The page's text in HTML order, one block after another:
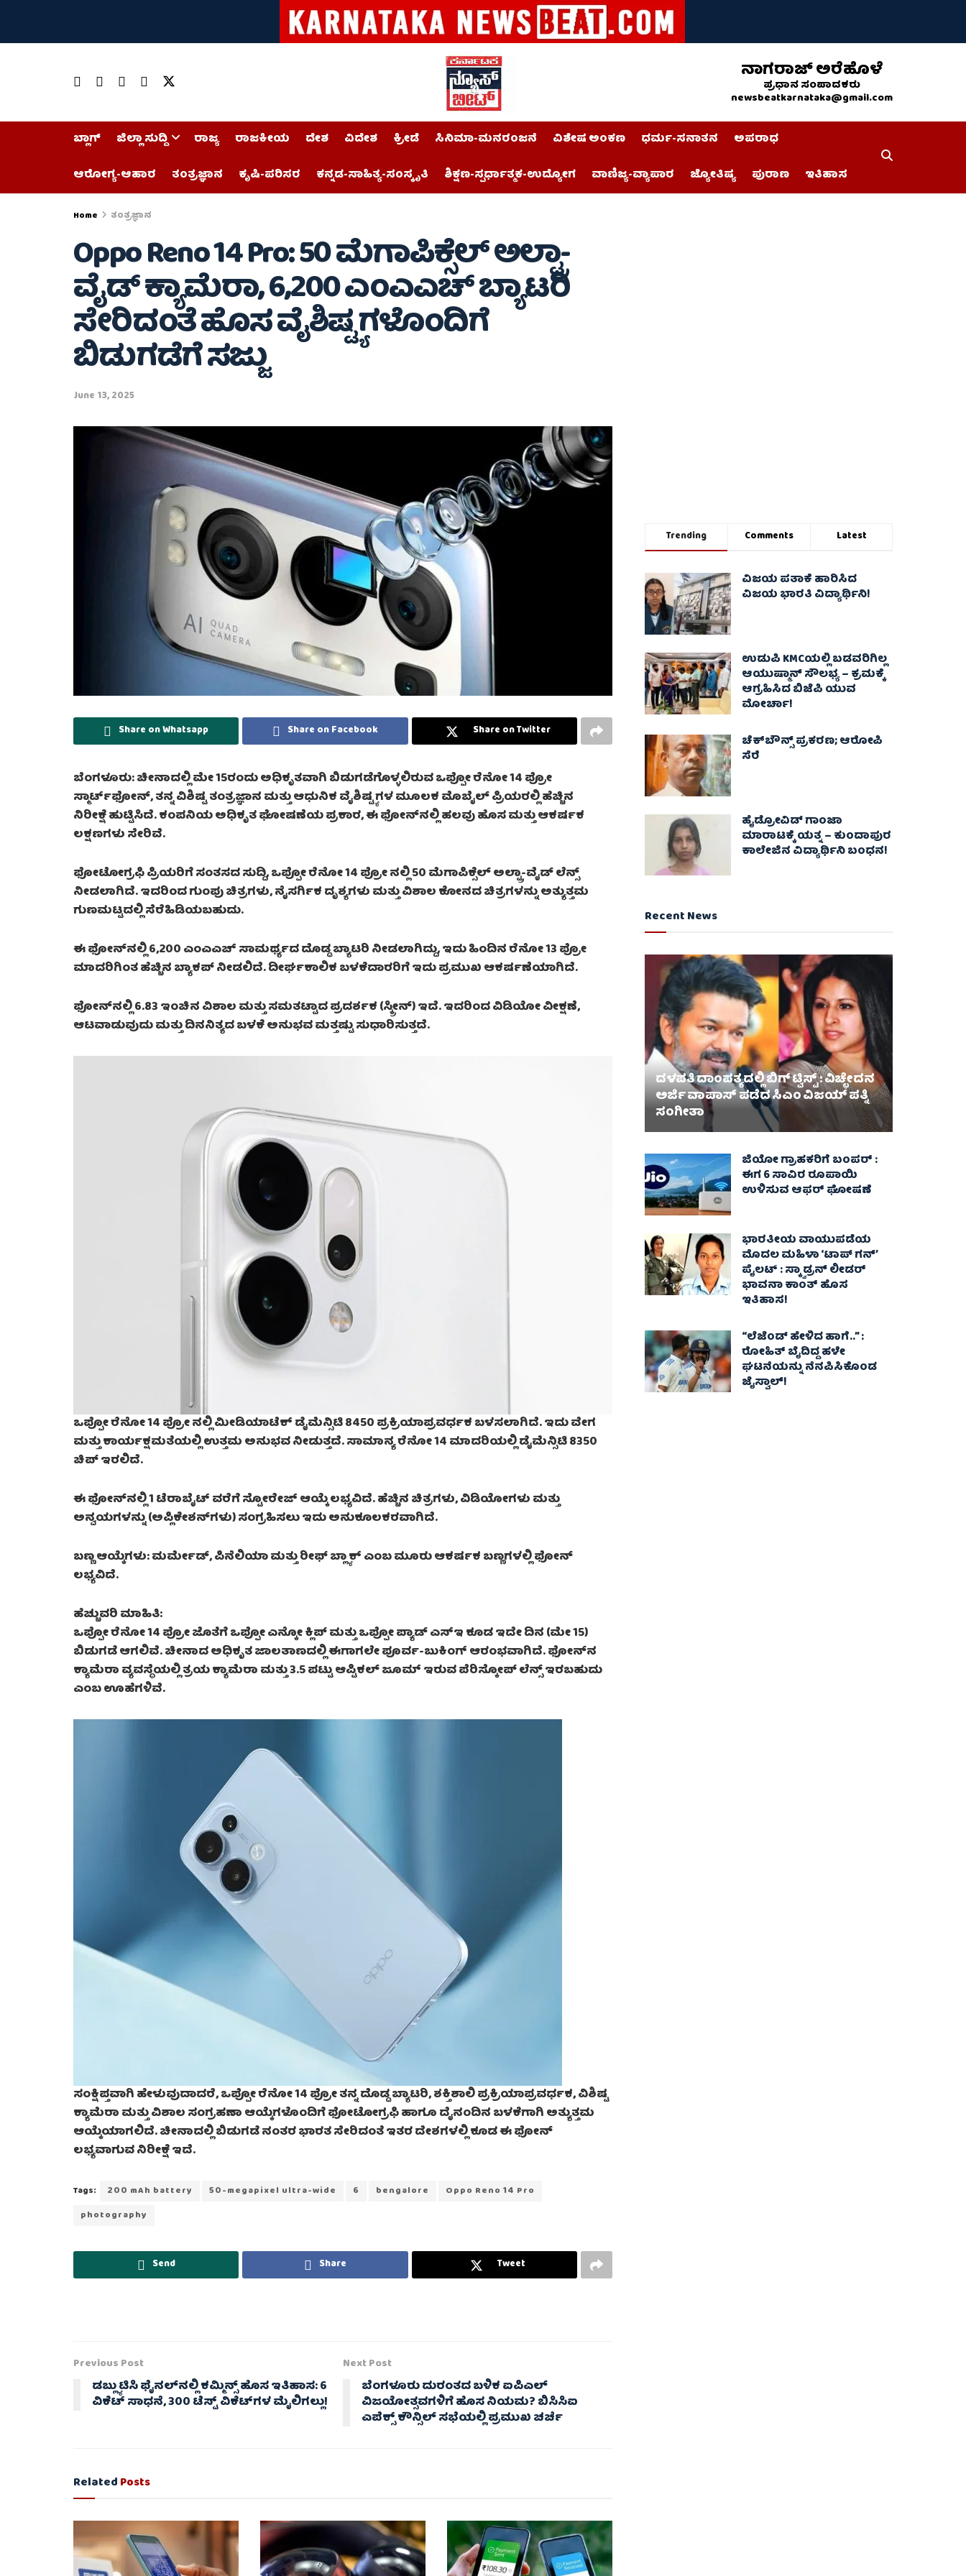
ನಾಗರಾಜ್ ಅರೆಹೊಳೆ
ಪ್ರಧಾನ ಸಂಪಾದಕರು
newsbeatkarnataka@gmail.com
ಬ್ಲಾಗ್ ಜಿಲ್ಲಾ ಸುದ್ದಿ ರಾಜ್ಯ ರಾಜಕೀಯ ದೇಶ ವಿದೇಶ ಕ್ರೀಡೆ ಸಿನಿಮಾ-ಮನರಂಜನೆ ವಿಶೇಷ ಅಂಕಣ ಧರ್ಮ-ಸನಾತನ
ಅಪರಾಧ
ಆರೋಗ್ಯ-ಆಹಾರ
ತಂತ್ರಜ್ಞಾನ ಕೃಷಿ-ಪರಿಸರ ಕನ್ನಡ-ಸಾಹಿತ್ಯ-ಸಂಸ್ಕೃತಿ ಶಿಕ್ಷಣ-ಸ್ಪರ್ಧಾತ್ಮಕ-ಉದ್ಯೋಗ ವಾಣಿಜ್ಯ-ವ್ಯಾಪಾರ ಜ್ಯೋತಿಷ್ಯ ಪುರಾಣ ಇತಿಹಾಸ
Home ತಂತ್ರಜ್ಞಾನ
Oppo Reno 14 Pro: 50 ಮೆಗಾಪಿಕ್ಸೆಲ್ ಅಲ್ಟ್ರಾ-
ವೈಡ್ ಕ್ಯಾಮೆರಾ, 6,200 ಎಂಎಎಚ್ ಬ್ಯಾಟರಿ
ಸೇರಿದಂತೆ ಹೊಸ ವೈಶಿಷ್ಟ್ಯಗಳೊಂದಿಗೆ
ಬಿಡುಗಡೆಗೆ ಸಜ್ಜು
June 13, 2025
Share on Whatsapp Share on Facebook Share on Twitter
ಬೆಂಗಳೂರು: ಚೀನಾದಲ್ಲಿ ಮೇ 15ರಂದು ಅಧಿಕೃತವಾಗಿ ಬಿಡುಗಡೆಗೊಳ್ಳಲಿರುವ ಒಪ್ಪೋ ರೆನೋ 14 ಪ್ರೋ
ಸ್ಮಾರ್ಟ್‌ಫೋನ್, ತನ್ನ ವಿಶಿಷ್ಟ ತಂತ್ರಜ್ಞಾನ ಮತ್ತು ಆಧುನಿಕ ವೈಶಿಷ್ಟ್ಯಗಳ ಮೂಲಕ ಮೊಬೈಲ್ ಪ್ರಿಯರಲ್ಲಿ ಹೆಚ್ಚಿನ
ನಿರೀಕ್ಷೆ ಹುಟ್ಟಿಸಿದೆ. ಕಂಪನಿಯ ಅಧಿಕೃತ ಘೋಷಣೆಯ ಪ್ರಕಾರ, ಈ ಫೋನ್‌ನಲ್ಲಿ ಹಲವು ಹೊಸ ಮತ್ತು ಆಕರ್ಷಕ
ಲಕ್ಷಣಗಳು ಸೇರಿವೆ.
ಫೋಟೋಗ್ರಫಿ ಪ್ರಿಯರಿಗೆ ಸಂತಸದ ಸುದ್ದಿ, ಒಪ್ಪೋ ರೆನೋ 14 ಪ್ರೋ ನಲ್ಲಿ 50 ಮೆಗಾಪಿಕ್ಸೆಲ್ ಅಲ್ಟ್ರಾ-ವೈಡ್ ಲೆನ್ಸ್
ನೀಡಲಾಗಿದೆ. ಇದರಿಂದ ಗುಂಪು ಚಿತ್ರಗಳು, ನೈಸರ್ಗಿಕ ದೃಶ್ಯಗಳು ಮತ್ತು ವಿಶಾಲ ಕೋನದ ಚಿತ್ರಗಳನ್ನು ಅತ್ಯುತ್ತಮ
ಗುಣಮಟ್ಟದಲ್ಲಿ ಸೆರೆಹಿಡಿಯಬಹುದು.
ಈ ಫೋನ್‌ನಲ್ಲಿ 6,200 ಎಂಎಎಚ್ ಸಾಮರ್ಥ್ಯದ ದೊಡ್ಡ ಬ್ಯಾಟರಿ ನೀಡಲಾಗಿದ್ದು, ಇದು ಹಿಂದಿನ ರೆನೋ 13 ಪ್ರೋ
ಮಾದರಿಗಿಂತ ಹೆಚ್ಚಿನ ಬ್ಯಾಕಪ್ ನೀಡಲಿದೆ. ದೀರ್ಘಕಾಲಿಕ ಬಳಕೆದಾರರಿಗೆ ಇದು ಪ್ರಮುಖ ಆಕರ್ಷಣೆಯಾಗಿದೆ.
ಫೋನ್‌ನಲ್ಲಿ 6.83 ಇಂಚಿನ ವಿಶಾಲ ಮತ್ತು ಸಮತಟ್ಟಾದ ಪ್ರದರ್ಶಕ (ಸ್ಕ್ರೀನ್) ಇದೆ. ಇದರಿಂದ ವಿಡಿಯೋ ವೀಕ್ಷಣೆ,
ಆಟವಾಡುವುದು ಮತ್ತು ದಿನನಿತ್ಯದ ಬಳಕೆ ಅನುಭವ ಮತ್ತಷ್ಟು ಸುಧಾರಿಸುತ್ತದೆ.
ಒಪ್ಪೋ ರೆನೋ 14 ಪ್ರೋ ನಲ್ಲಿ ಮೀಡಿಯಾಟೆಕ್ ಡೈಮೆನ್ಸಿಟಿ 8450 ಪ್ರಕ್ರಿಯಾಪ್ರವರ್ಧಕ ಬಳಸಲಾಗಿದೆ. ಇದು ವೇಗ
ಮತ್ತು ಕಾರ್ಯಕ್ಷಮತೆಯಲ್ಲಿ ಉತ್ತಮ ಅನುಭವ ನೀಡುತ್ತದೆ. ಸಾಮಾನ್ಯ ರೆನೋ 14 ಮಾದರಿಯಲ್ಲಿ ಡೈಮೆನ್ಸಿಟಿ 8350
ಚಿಪ್ ಇರಲಿದೆ.
ಈ ಫೋನ್‌ನಲ್ಲಿ 1 ಟೆರಾಬೈಟ್ ವರೆಗೆ ಸ್ಟೋರೇಜ್​ ಆಯ್ಕೆ ಲಭ್ಯವಿದೆ. ಹೆಚ್ಚಿನ ಚಿತ್ರಗಳು, ವಿಡಿಯೋಗಳು ಮತ್ತು
ಅನ್ವಯಗಳನ್ನು (ಅಪ್ಲಿಕೇಶನ್‌ಗಳು) ಸಂಗ್ರಹಿಸಲು ಇದು ಅನುಕೂಲಕರವಾಗಿದೆ.
ಬಣ್ಣ ಆಯ್ಕೆಗಳು: ಮರ್ಮೇಡ್, ಪಿನೆಲಿಯಾ ಮತ್ತು ರೀಫ್ ಬ್ಲ್ಯಾಕ್ ಎಂಬ ಮೂರು ಆಕರ್ಷಕ ಬಣ್ಣಗಳಲ್ಲಿ ಫೋನ್
ಲಭ್ಯವಿದೆ.
ಹೆಚ್ಚುವರಿ ಮಾಹಿತಿ:
ಒಪ್ಪೋ ರೆನೋ 14 ಪ್ರೋ ಜೊತೆಗೆ ಒಪ್ಪೋ ಎನ್ಕೋ ಕ್ಲಿಪ್ ಮತ್ತು ಒಪ್ಪೋ ಪ್ಯಾಡ್ ಎಸ್‌ಇ ಕೂಡ ಇದೇ ದಿನ (ಮೇ 15)
ಬಿಡುಗಡೆ ಆಗಲಿವೆ. ಚೀನಾದ ಅಧಿಕೃತ ಜಾಲತಾಣದಲ್ಲಿ ಈಗಾಗಲೇ ಪೂರ್ವ-ಬುಕಿಂಗ್ ಆರಂಭವಾಗಿದೆ. ಫೋನ್‌ನ
ಕ್ಯಾಮೆರಾ ವ್ಯವಸ್ಥೆಯಲ್ಲಿ ತ್ರಯ ಕ್ಯಾಮೆರಾ ಮತ್ತು 3.5 ಪಟ್ಟು ಆಪ್ಟಿಕಲ್ ಜೂಮ್ ಇರುವ ಪೆರಿಸ್ಕೋಪ್ ಲೆನ್ಸ್ ಇರಬಹುದು
ಎಂಬ ಊಹೆಗಳಿವೆ.
ಸಂಕ್ಷಿಪ್ತವಾಗಿ ಹೇಳುವುದಾದರೆ, ಒಪ್ಪೋ ರೆನೋ 14 ಪ್ರೋ ತನ್ನ ದೊಡ್ಡ ಬ್ಯಾಟರಿ, ಶಕ್ತಿಶಾಲಿ ಪ್ರಕ್ರಿಯಾಪ್ರವರ್ಧಕ, ವಿಶಿಷ್ಟ
ಕ್ಯಾಮೆರಾ ಮತ್ತು ವಿಶಾಲ ಸಂಗ್ರಹಣಾ ಆಯ್ಕೆಗಳೊಂದಿಗೆ ಫೋಟೋಗ್ರಫಿ ಹಾಗೂ ದೈನಂದಿನ ಬಳಕೆಗಾಗಿ ಅತ್ಯುತ್ತಮ
ಆಯ್ಕೆಯಾಗಲಿದೆ. ಚೀನಾದಲ್ಲಿ ಬಿಡುಗಡೆ ನಂತರ ಭಾರತ ಸೇರಿದಂತೆ ಇತರ ದೇಶಗಳಲ್ಲಿ ಕೂಡ ಈ ಫೋನ್
ಲಭ್ಯವಾಗುವ ನಿರೀಕ್ಷೆ ಇದೆ.
Tags: 200 mAh battery 50-megapixel ultra-wide 6 bengalore
Oppo Reno 14 Pro
photography
Send Share Tweet
Previous Post
ಡಬ್ಲ್ಯುಟಿಸಿ ಫೈನಲ್‌ನಲ್ಲಿ ಕಮ್ಮಿನ್ಸ್ ಹೊಸ ಇತಿಹಾಸ: 6
ವಿಕೆಟ್ ಸಾಧನೆ, 300 ಟೆಸ್ಟ್ ವಿಕೆಟ್‌ಗಳ ಮೈಲಿಗಲ್ಲು!
Next Post
ಬೆಂಗಳೂರು ದುರಂತದ ಬಳಿಕ ಐಪಿಎಲ್
ವಿಜಯೋತ್ಸವಗಳಿಗೆ ಹೊಸ ನಿಯಮ? ಬಿಸಿಸಿಐ
ಎಪೆಕ್ಸ್ ಕೌನ್ಸಿಲ್ ಸಭೆಯಲ್ಲಿ ಪ್ರಮುಖ ಚರ್ಚೆ
RelatedPosts
Trending Comments Latest
ವಿಜಯ ಪತಾಕೆ ಹಾರಿಸಿದ
ವಿಜಯ ಭಾರತಿ ವಿದ್ಯಾರ್ಥಿನಿ!
ಉಡುಪಿ KMCಯಲ್ಲಿ ಬಡವರಿಗಿಲ್ಲ
ಆಯುಷ್ಮಾನ್ ಸೌಲಭ್ಯ – ಕ್ರಮಕ್ಕೆ
ಆಗ್ರಹಿಸಿದ ಬಿಜೆಪಿ ಯುವ
ಮೋರ್ಚಾ!
ಚೆಕ್​ಬೌನ್ಸ್​ ಪ್ರಕರಣ; ಆರೋಪಿ
ಸೆರೆ
ಹೈಡ್ರೋವಿಡ್ ಗಾಂಜಾ
ಮಾರಾಟಕ್ಕೆ ಯತ್ನ – ಕುಂದಾಪುರ
ಕಾಲೇಜಿನ ವಿದ್ಯಾರ್ಥಿನಿ ಬಂಧನ!
Recent News
ದಳಪತಿ ದಾಂಪತ್ಯದಲ್ಲಿ ಬಿಗ್ ಟ್ವಿಸ್ಟ್ : ವಿಚ್ಛೇದನ
ಅರ್ಜಿ ವಾಪಾಸ್‌ ಪಡೆದ ಸಿಎಂ ವಿಜಯ್ ಪತ್ನಿ
ಸಂಗೀತಾ‌
ಜಿಯೋ ಗ್ರಾಹಕರಿಗೆ ಬಂಪರ್ :
ಈಗ 6 ಸಾವಿರ ರೂಪಾಯಿ
ಉಳಿಸುವ ಆಫರ್ ಘೋಷಣೆ
ಭಾರತೀಯ ವಾಯುಪಡೆಯ
ಮೊದಲ ಮಹಿಳಾ ‘ಟಾಪ್ ಗನ್’
ಪೈಲಟ್ : ಸ್ಕ್ವಾಡ್ರನ್ ಲೀಡರ್
ಭಾವನಾ ಕಾಂತ್ ಹೊಸ
ಇತಿಹಾಸ!
“ಲೆಜೆಂಡ್ ಹೇಳಿದ ಹಾಗೆ..” :
ರೋಹಿತ್ ಬೈದಿದ್ದ ಹಳೇ
ಘಟನೆಯನ್ನು ನೆನಪಿಸಿಕೊಂಡ
ಜೈಸ್ವಾಲ್!